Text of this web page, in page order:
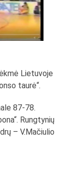
Lietuvoje
taurė“.
87-78.
Rungtynių
– V.Mačiulio